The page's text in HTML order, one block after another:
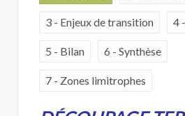
3 - Enjeux de transition 4
5 - Bilan 6 - Synthèse
7 - Zones limitrophes